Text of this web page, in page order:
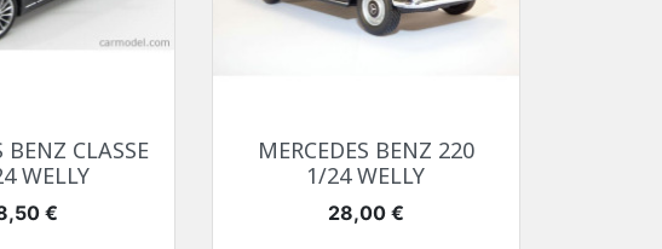
rapide
BENZ CLASSE
WELLY
€
Aperçu rapide
MERCEDES BENZ 220
1/24 WELLY
Prix
28,00 €